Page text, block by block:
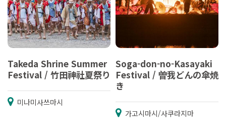
Takeda Shrine Summer
Festival / 竹田神社夏祭り
미나미사쓰마시
Soga-don-no-Kasayaki
Festival / 曽我どんの傘焼
き
가고시마시/사쿠라지마